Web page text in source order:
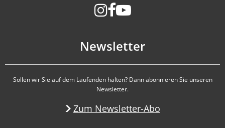
Newsletter
Sollen wir Sie auf dem Laufenden halten? Dann abonnieren Sie unseren
Newsletter.
Zum Newsletter-Abo